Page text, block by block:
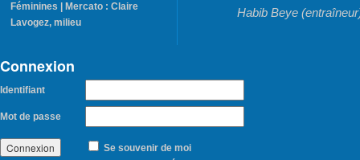
Féminines | Mercato : Claire
Lavogez, milieu
Habib Beye
Connexion
Identifiant
Mot de passe
Se souvenir de moi